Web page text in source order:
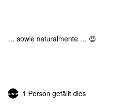
… sowie naturalmente … 😍
1 Person gefällt dies